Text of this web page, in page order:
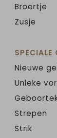
Broertje
Zusje
SPECIALE
Nieuwe
Unieke
Strepen
Strik